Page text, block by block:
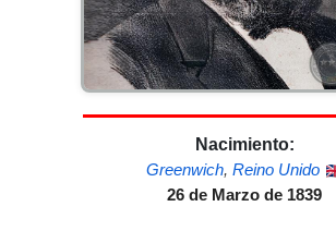
Nacimiento:
Greenwich, Reino Unido
26 de Marzo de 1839